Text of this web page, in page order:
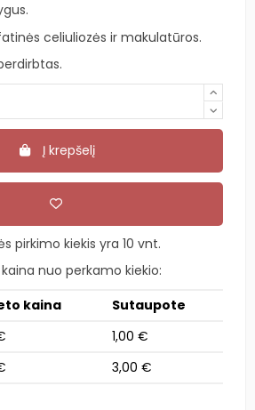
celiuliozės ir makulatūros.
Į krepšelį
pirkimo kiekis yra 10 vnt.
nuo perkamo kiekio:
kaina
Sutaupote
1,00 €
3,00 €